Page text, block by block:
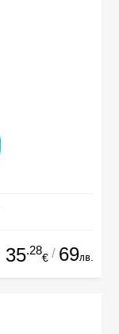
35.28
€ / 69лв.